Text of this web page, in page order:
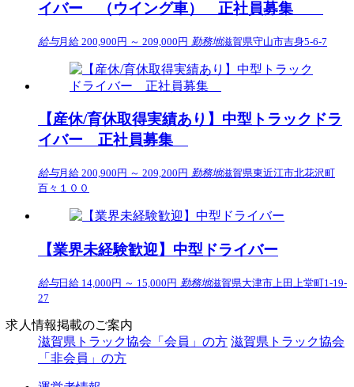
イバー （ウイング車） 正社員募集
給与月給 200,900円 ～ 209,000円 勤務地滋賀県守山市吉身5-6-7
【産休/育休取得実績あり】中型トラックドラ
イバー 正社員募集
給与月給 200,900円 ～ 209,200円 勤務地滋賀県東近江市北花沢町
百々１００
【業界未経験歓迎】中型ドライバー
給与日給 14,000円 ～ 15,000円 勤務地滋賀県大津市上田上堂町1-19-
27
求人情報掲載のご案内
滋賀県トラック協会「会員」の方 滋賀県トラック協会
「非会員」の方